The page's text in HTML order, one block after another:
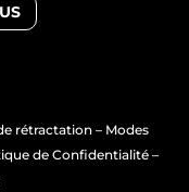
rétractation – Modes
de Confidentialité–